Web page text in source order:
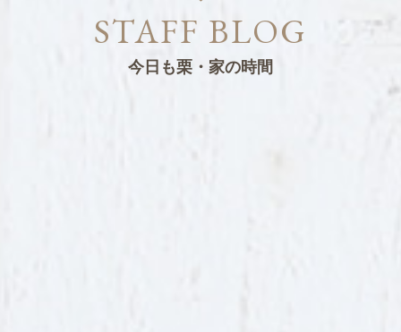
STAFF BLOG
今日も栗・家の時間